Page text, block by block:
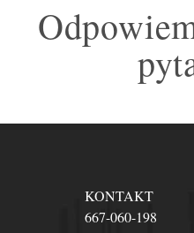
KONTAKT
667-060-198